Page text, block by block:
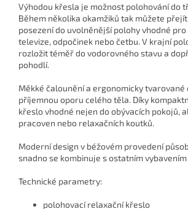
Výhodou křesla je možnost polohování do
Během několika okamžiků tak můžete
posezení do uvolněnější polohy vhodné
televize, odpočinek nebo četbu. V krajní
rozložit téměř do vodorovného stavu a
pohodlí.
Měkké čalounění a ergonomicky
příjemnou oporu celého těla. Díky
křeslo vhodné nejen do obývacích pokojů,
pracoven nebo relaxačních koutků.
Moderní design v béžovém provedení
snadno se kombinuje s ostatním
Technické parametry:
polohovací relaxační křeslo